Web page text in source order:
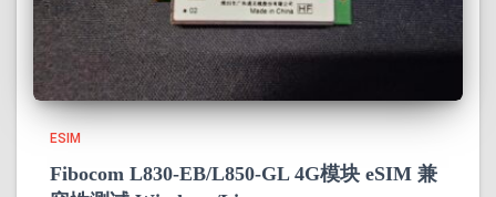
ESIM
Fibocom L830-EB/L850-GL 4G模块 eSIM 兼